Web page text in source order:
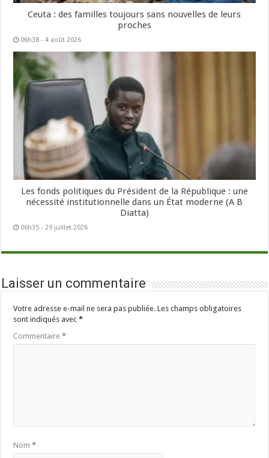
Ceuta : des familles toujours sans nouvelles de leurs
proches
06h38 - 4 août 2026
Les fonds politiques du Président de la République : une
nécessité institutionnelle dans un État moderne (A B
Diatta)
06h35 - 29 juillet 2026
Laisser un commentaire
Votre adresse e-mail ne sera pas publiée. Les champs obligatoires
sont indiqués avec*
Commentaire*
Nom*